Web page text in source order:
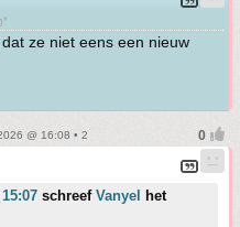
ze niet eens een nieuw
@ 16:08 • 2
schreef Vanyel
het